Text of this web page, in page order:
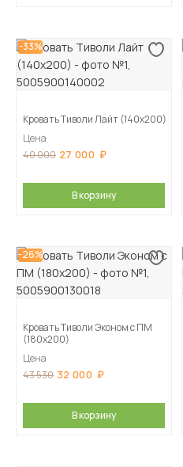
-33%
Кровать Тиволи Лайт (140х200)
Цена
40 000 27 000
В корзину
-26%
Кровать Тиволи Эконом с ПМ
(180х200)
Цена
43 530 32 000
В корзину